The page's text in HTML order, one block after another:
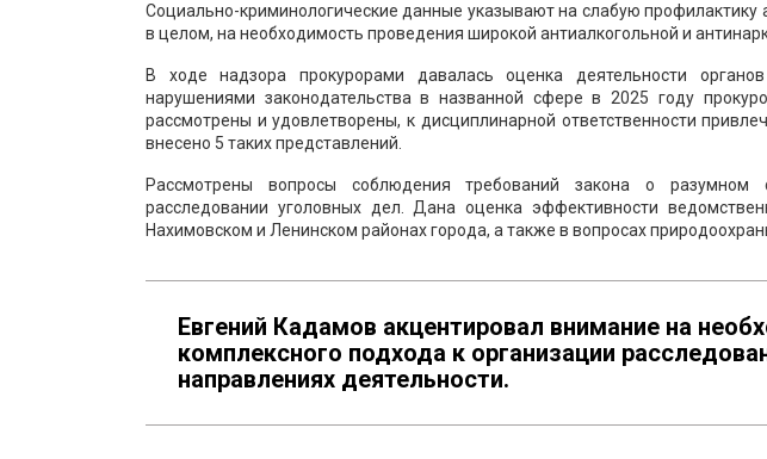
Социально-криминологические данные указывают на слабую профилактику
в целом, на необходимость проведения широкой антиалкогольной и
В ходе надзора прокурорами давалась оценка деятельности
нарушениями законодательства в названной сфере в 2025 году
рассмотрены и удовлетворены, к дисциплинарной ответственности
внесено 5 таких представлений.
Рассмотрены вопросы соблюдения требований закона о разумном
расследовании уголовных дел. Дана оценка эффективности
Нахимовском и Ленинском районах города, а также в вопросах
Евгений Кадамов акцентировал внимание на
комплексного подхода к организации
направлениях деятельности.